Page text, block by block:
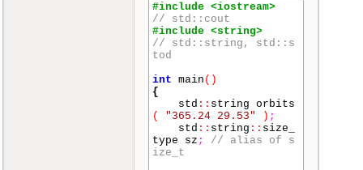
#include <iostream>
// std::cout
#include <string>
// std::string, std::s
tod
int main ()
{
std :: string orbits
(
"365.24 29.53" ) ;
std :: string :: size_
type sz ;
// alias of s
ize_t